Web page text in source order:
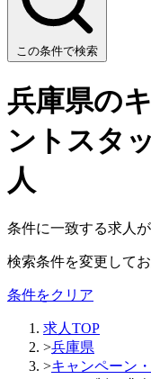
この条件で検索
兵庫県の
ントスタ
人
条件に一致する求人
検索条件を変更して
条件をクリア
求人TOP
>兵庫県
>キャンペーン